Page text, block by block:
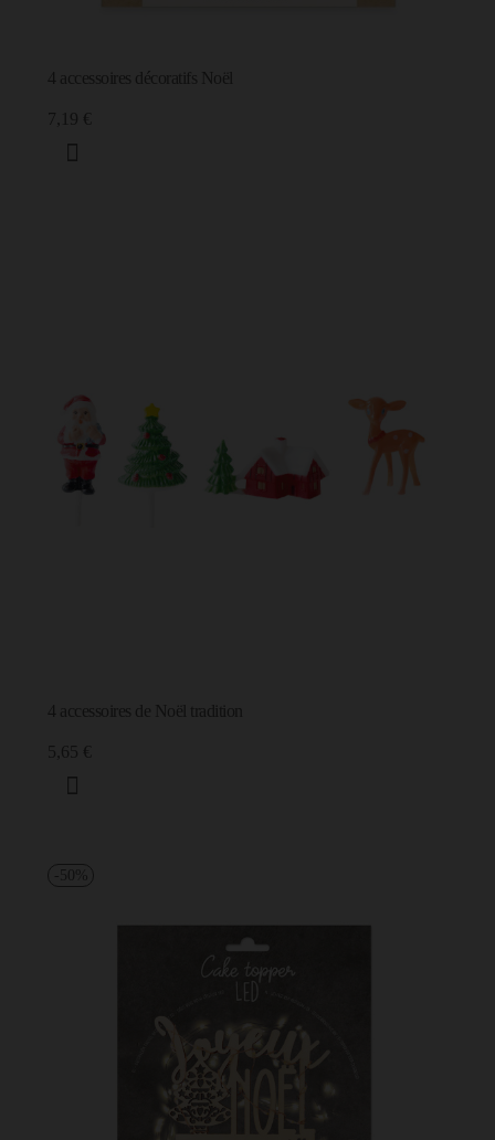
4 accessoires décoratifs Noël
7,19 €
4 accessoires de Noël tradition
5,65 €
-50%